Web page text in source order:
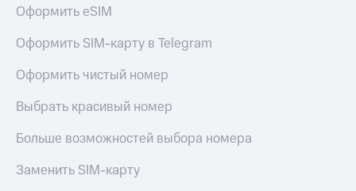
Оформить eSIM
Оформить SIM-карту в Telegram
Оформить чистый номер
Выбрать красивый номер
Больше возможностей выбора номера
Заменить SIM-карту